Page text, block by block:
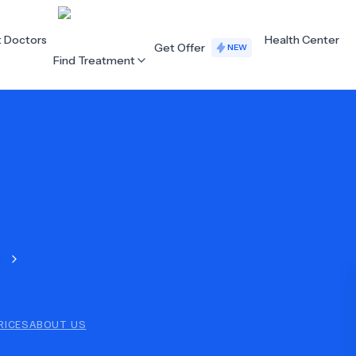
Doctors
Find Treatment
Get Offer NEW
Health Center
ABOUT US